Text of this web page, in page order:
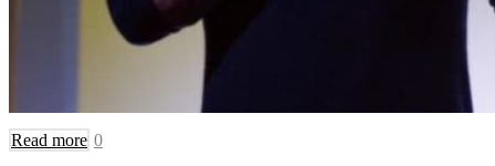
Read more 0